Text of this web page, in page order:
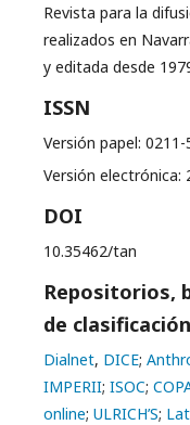
Revista para la
realizados en
y editada desde
ISSN
Versión papel: 0211-
Versión electrónica:
DOI
10.35462/tan
Repositorios,
de
Dialnet, DICE;
IMPERII; ISOC;
online; ULRICH’S;